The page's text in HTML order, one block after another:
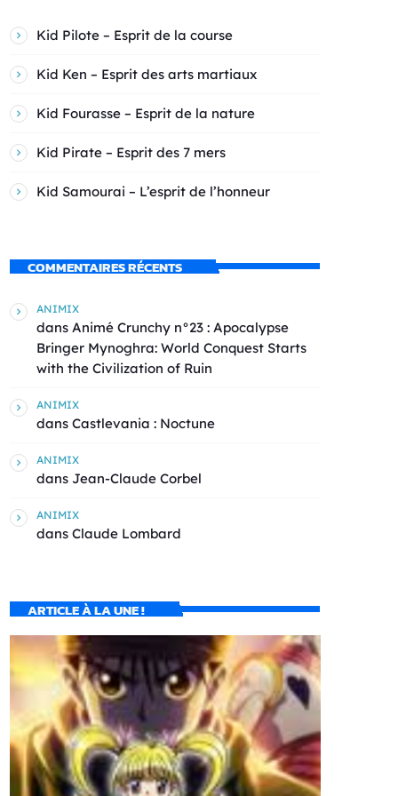
Kid Pilote – Esprit de la course
Kid Ken – Esprit des arts martiaux
Kid Fourasse – Esprit de la nature
Kid Pirate – Esprit des 7 mers
Kid Samourai – L’esprit de l’honneur
COMMENTAIRES RÉCENTS
ANIMIX
dans Animé Crunchy n°23 : Apocalypse
Bringer Mynoghra: World Conquest Starts
with the Civilization of Ruin
ANIMIX
dans Castlevania : Noctune
ANIMIX
dans Jean-Claude Corbel
ANIMIX
dans Claude Lombard
ARTICLE À LA UNE !